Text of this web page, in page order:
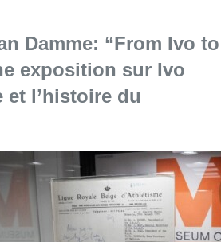
l'article "Mémorial Van Damme: